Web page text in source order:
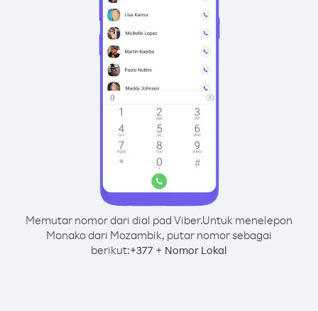
Memutar nomor dari dial pad Viber.Untuk menelepon
Monako dari Mozambik, putar nomor sebagai
berikut:+377 + Nomor Lokal